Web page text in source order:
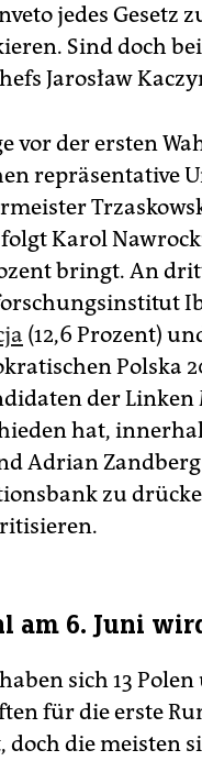
jedes Gesetz
Sind doch
Jarosław
vor der ersten
repräsentative
Karol
bringt. An
(12,6 Prozent)
Polska
der Linken
hat,
Adrian
zu
am 6. Juni
sich 13
für die erste
die meisten